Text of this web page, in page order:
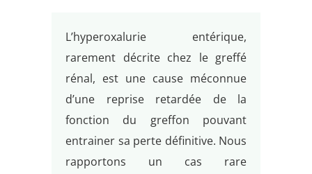
L’hyperoxalurie entérique,
rarement décrite chez le greffé
rénal, est une cause méconnue
d’une reprise retardée de la
fonction du greffon pouvant
entrainer sa perte définitive. Nous
rapportons un cas rare